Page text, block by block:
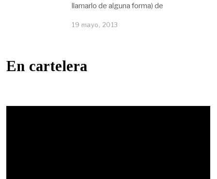
llamarlo de alguna forma) de
19 mayo, 2013
En cartelera